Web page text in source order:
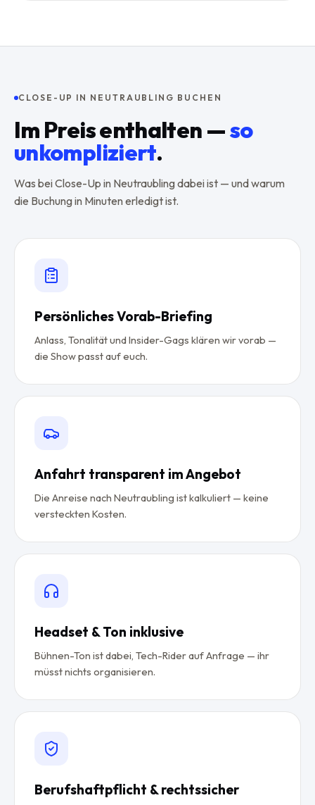
CLOSE-UP IN NEUTRAUBLING BUCHEN
Im Preis enthalten —so
unkompliziert.
Was bei Close-Up in Neutraubling dabei ist — und warum
die Buchung in Minuten erledigt ist.
Persönliches Vorab-Briefing
Anlass, Tonalität und Insider-Gags klären wir vorab —
die Show passt auf euch.
Anfahrt transparent im Angebot
Die Anreise nach Neutraubling ist kalkuliert — keine
versteckten Kosten.
Headset & Ton inklusive
Bühnen-Ton ist dabei, Tech-Rider auf Anfrage — ihr
müsst nichts organisieren.
Berufshaftpflicht & rechtssicher